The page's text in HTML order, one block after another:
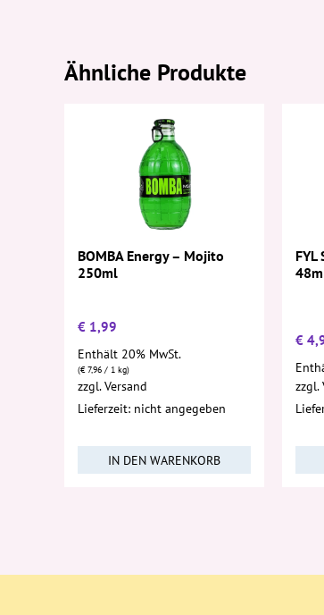
Ähnliche Produkte
BOMBA Energy – Mojito
250ml
€ 1,99
Enthält 20% MwSt.
(€7,96 / 1 kg)
zzgl.Versand
Lieferzeit: nicht angegeben
IN DEN WARENKORB
FYL
€
zzgl.